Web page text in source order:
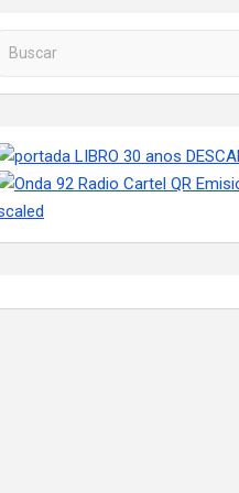
en la web